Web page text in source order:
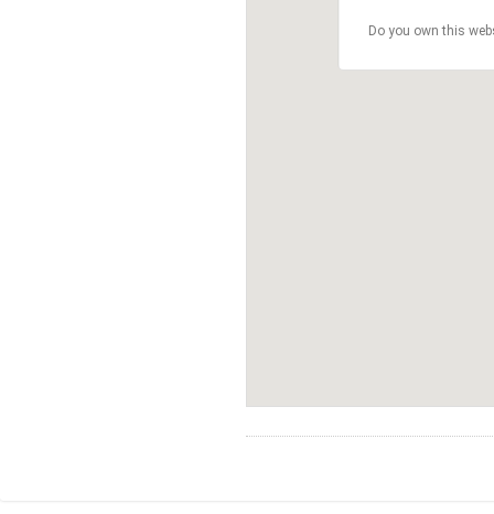
Do you own this